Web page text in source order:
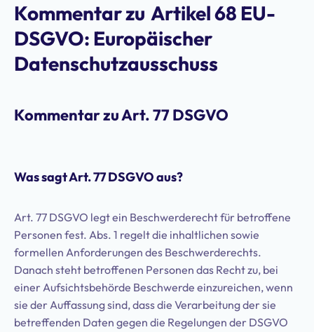
Kommentar zu Artikel 68 EU-
DSGVO: Europäischer
Datenschutzausschuss
Kommentar zu Art. 77 DSGVO
Was sagt Art. 77 DSGVO aus?
Art. 77 DSGVO legt ein Beschwerderecht für betroffene
Personen fest. Abs. 1 regelt die inhaltlichen sowie
formellen Anforderungen des Beschwerderechts.
Danach steht betroffenen Personen das Recht zu, bei
einer Aufsichtsbehörde Beschwerde einzureichen, wenn
sie der Auffassung sind, dass die Verarbeitung der sie
betreffenden Daten gegen die Regelungen der DSGVO